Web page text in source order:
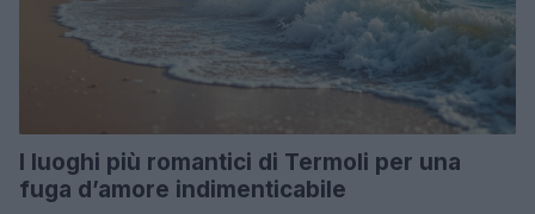
I luoghi più romantici di Termoli per una
fuga d’amore indimenticabile